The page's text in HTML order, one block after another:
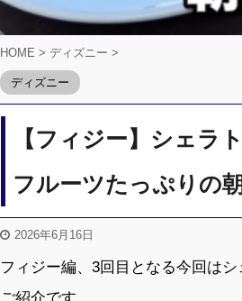
HOME > ディズニー >
ディズニー
【フィジー】シェ
フルーツたっぷりの
2026年6月16日
フィジー編、3回目となる今回は